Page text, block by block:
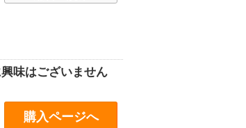
味はございません
購入ページへ